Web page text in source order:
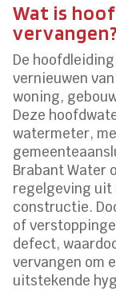
Wat is
vervangen?
De
vernieuwen
woning,
Deze
watermeter,
Brabant Water
regelgeving uit
constructie.
of
defect,
vervangen om
uitstekende